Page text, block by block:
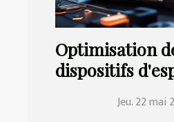
Optimisation
dispositifs
Jeu. 22 mai